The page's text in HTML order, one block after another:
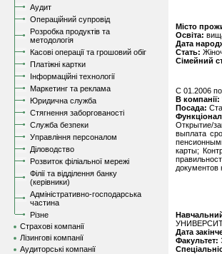
Аудит
Операційний супровід
Розробка продуктів та
методологія
Касові операції та грошовий обіг
Платіжні картки
Інформаційні технології
Маркетинг та реклама
Юридична служба
Стягнення заборгованості
Служба безпеки
Управління персоналом
Діловодство
Розвиток філіальної мережі
Філії та відділення банку
(керівники)
Адміністративно-господарська
частина
Різне
Страхові компанії
Лізингові компанії
Аудиторські компанії
Місто
Освіта:
Дата
Стать:
Сімейний
C 01.2006 по
В компанії:
Посада:
Открытие/
выплата
карты;
документов
Дата
Факультет: